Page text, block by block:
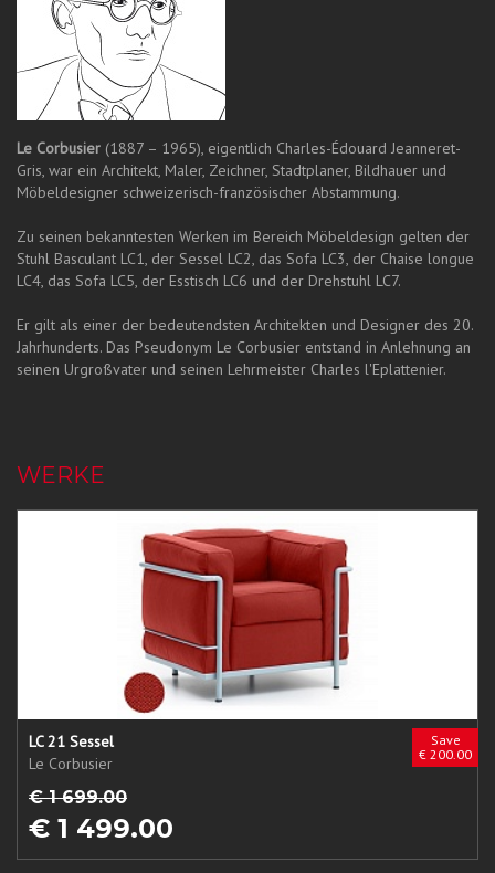
Le Corbusier (1887 – 1965), eigentlich Charles-Édouard Jeanneret-
Gris, war ein Architekt, Maler, Zeichner, Stadtplaner, Bildhauer und
Möbeldesigner schweizerisch-französischer Abstammung.
Zu seinen bekanntesten Werken im Bereich Möbeldesign gelten der
Stuhl Basculant LC1, der Sessel LC2, das Sofa LC3, der Chaise longue
LC4, das Sofa LC5, der Esstisch LC6 und der Drehstuhl LC7.
Er gilt als einer der bedeutendsten Architekten und Designer des 20.
Jahrhunderts. Das Pseudonym Le Corbusier entstand in Anlehnung an
seinen Urgroßvater und seinen Lehrmeister Charles l'Eplattenier.
WERKE
Save
€ 200.00
LC 21 Sessel
Le Corbusier
€ 1 699.00
€ 1 499.00